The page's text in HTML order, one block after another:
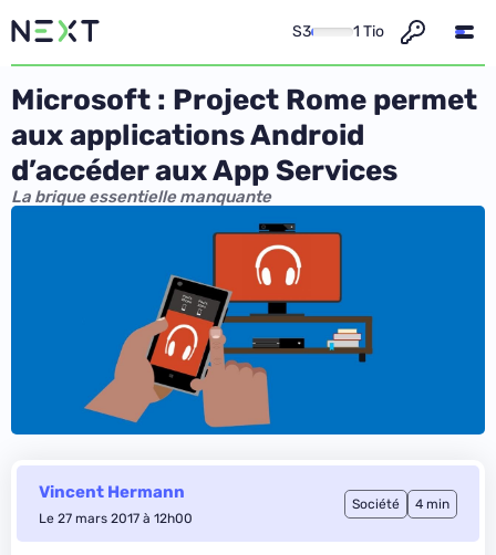
S3 1 Tio
Microsoft : Project Rome permet
aux applications Android
d’accéder aux App Services
La brique essentielle manquante
Vincent Hermann
Le 27 mars 2017 à 12h00
Société 4 min